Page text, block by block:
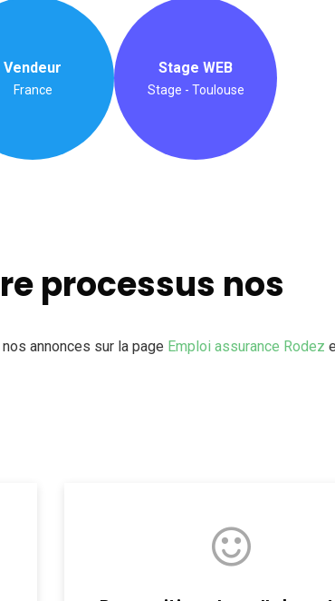
Vendeur
France
Stage WEB
Stage - Toulouse
processus nos
annonces sur la page Emploi assurance Rodez